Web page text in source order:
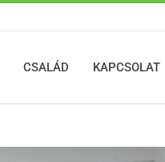
CSALÁD KAPCSOLAT